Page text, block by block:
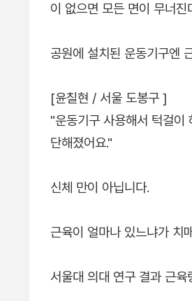
이 없으면 모든 면이 무너진
공원에 설치된 운동기구엔
[윤칠현 / 서울 도봉구 ]
"운동기구 사용해서 턱걸이
단해졌어요."
신체 만이 아닙니다.
근육이 얼마나 있느냐가 치
서울대 의대 연구 결과 근